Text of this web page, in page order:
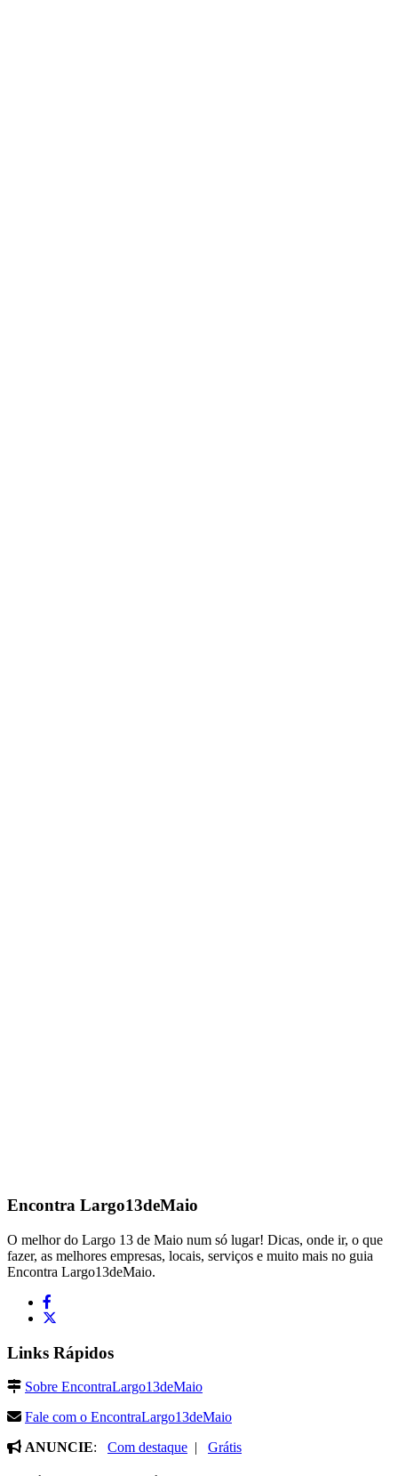
Encontra Largo13deMaio
O melhor do Largo 13 de Maio num só lugar! Dicas, onde ir, o que
fazer, as melhores empresas, locais, serviços e muito mais no guia
Encontra Largo13deMaio.
Links Rápidos
Sobre EncontraLargo13deMaio
Fale com o EncontraLargo13deMaio
ANUNCIE: Com destaque | Grátis